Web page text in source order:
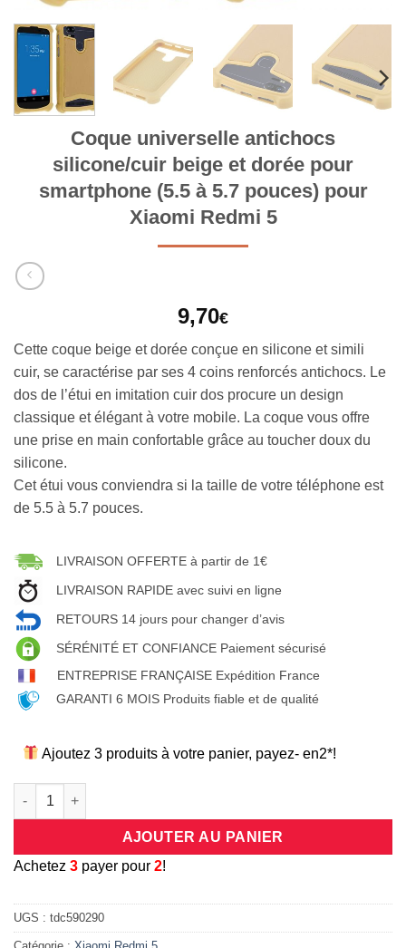
Coque universelle antichocs
silicone/cuir beige et dorée pour
smartphone (5.5 à 5.7 pouces) pour
Xiaomi Redmi 5
9,70€
Cette coque beige et dorée conçue en silicone et simili
cuir, se caractérise par ses 4 coins renforcés antichocs. Le
dos de l’étui en imitation cuir dos procure un design
classique et élégant à votre mobile. La coque vous offre
une prise en main confortable grâce au toucher doux du
silicone.
Cet étui vous conviendra si la taille de votre téléphone est
de 5.5 à 5.7 pouces.
LIVRAISON OFFERTE à partir de 1€
LIVRAISON RAPIDE avec suivi en ligne
RETOURS 14 jours pour changer d’avis
SÉRÉNITÉ ET CONFIANCE Paiement sécurisé
ENTREPRISE FRANÇAISE Expédition France
GARANTI 6 MOIS Produits fiable et de qualité
Ajoutez 3 produits à votre panier, payez- en2*!
quantité de Coque universelle antichocs silicone/cuir beige
AJOUTER AU PANIER
Achetez 3 payer pour 2!
UGS : tdc590290
Catégorie : Xiaomi Redmi 5